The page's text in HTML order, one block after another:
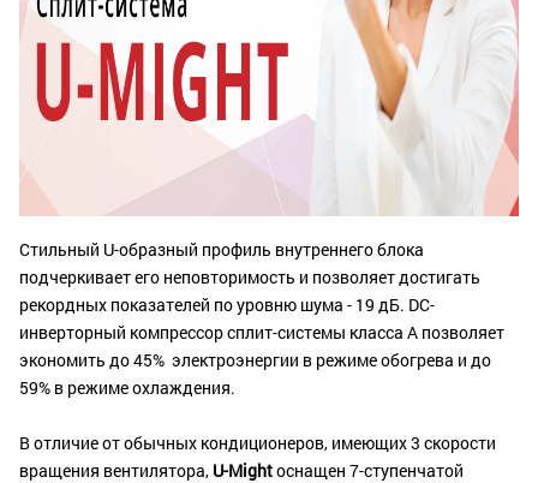
Стильный U-образный профиль внутреннего блока
подчеркивает его неповторимость и позволяет достигать
рекордных показателей по уровню шума - 19 дБ. DC-
инверторный компрессор сплит-системы класса А позволяет
экономить до 45% электроэнергии в режиме обогрева и до
59% в режиме охлаждения.
В отличие от обычных кондиционеров, имеющих 3 скорости
вращения вентилятора, U-Mightоснащен 7-ступенчатой